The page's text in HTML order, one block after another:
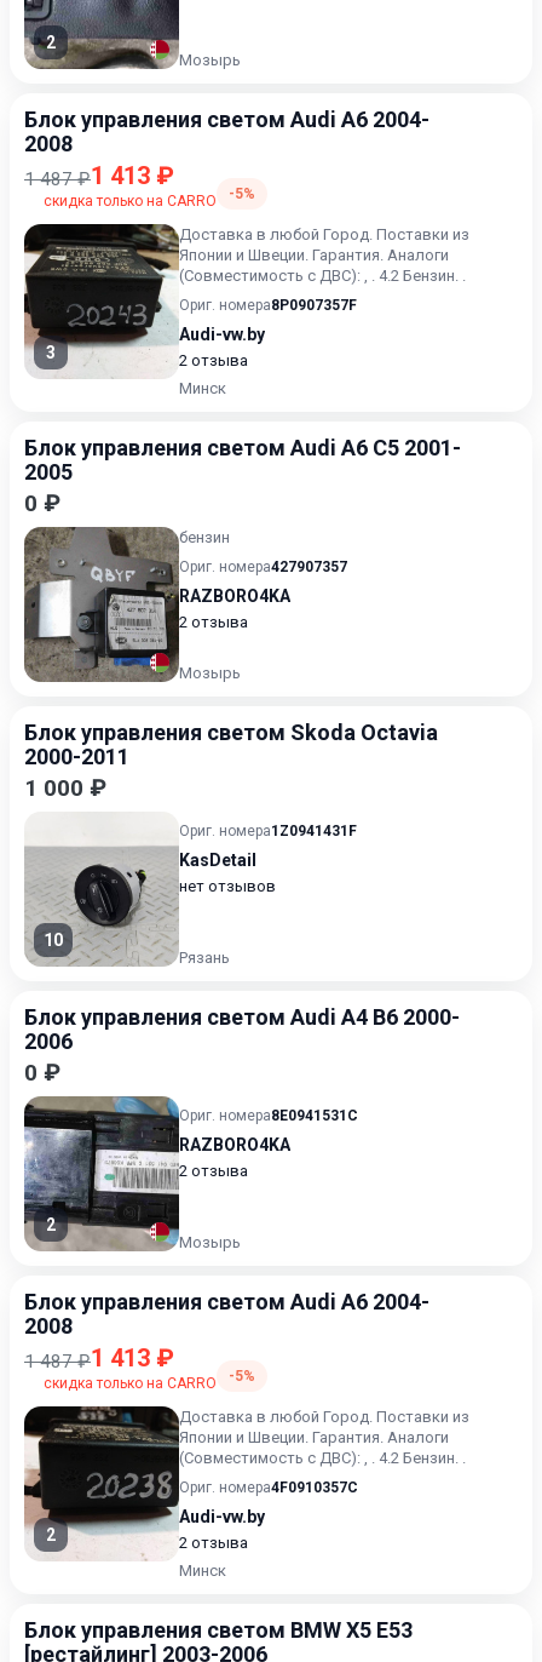
2
Мозырь
Блок управления светом Audi A6 2004-
2008
1 487 ₽1 413 ₽
скидка только на CARRO -5%
3
Доставка в любой Город. Поставки из
Японии и Швеции. Гарантия. Аналоги
(Совместимость с ДВС): , . 4.2 Бензин. .
Ориг. номера8P0907357F
Audi-vw.by
2 отзыва
Минск
Блок управления светом Audi A6 C5 2001-
2005
0 ₽
бензин
Ориг. номера427907357
RAZBORO4KA
2 отзыва
Мозырь
Блок управления светом Skoda Octavia
2000-2011
1 000 ₽
10
Ориг. номера1Z0941431F
KasDetail
нет отзывов
Рязань
Блок управления светом Audi A4 B6 2000-
2006
0 ₽
2
Ориг. номера8E0941531C
RAZBORO4KA
2 отзыва
Мозырь
Блок управления светом Audi A6 2004-
2008
1 487 ₽1 413 ₽
скидка только на CARRO -5%
2
Доставка в любой Город. Поставки из
Японии и Швеции. Гарантия. Аналоги
(Совместимость с ДВС): , . 4.2 Бензин. .
Ориг. номера4F0910357C
Audi-vw.by
2 отзыва
Минск
Блок управления светом BMW X5 E53
[рестайлинг] 2003-2006